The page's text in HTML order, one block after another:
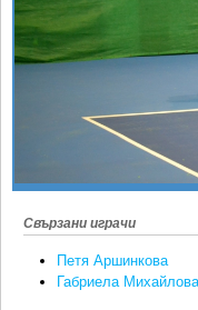
SOFIA OPEN
КЛУБОВЕ
ВИДЕО
Ретро
Спорт&Фитнес
Любители
Свързани играчи
Петя Аршинкова
Габриела Михайлова